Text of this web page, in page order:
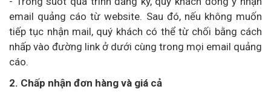
email quảng cáo từ website. Sau đó, nếu không muốn
tiếp tục nhận mail, quý khách có thể từ chối bằng cách
nhấp vào đường link ở dưới cùng trong mọi email quảng
cáo.
2. Chấp nhận đơn hàng và giá cả